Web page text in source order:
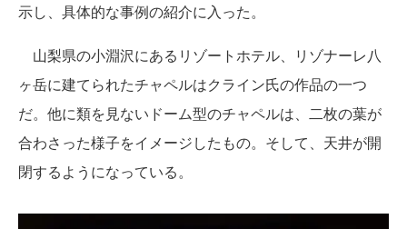
示し、具体的な事例の紹介に入った。
山梨県の小淵沢にあるリゾートホテル、リゾナーレ八
ヶ岳に建てられたチャペルはクライン氏の作品の一つ
だ。他に類を見ないドーム型のチャペルは、二枚の葉が
合わさった様子をイメージしたもの。そして、天井が開
閉するようになっている。